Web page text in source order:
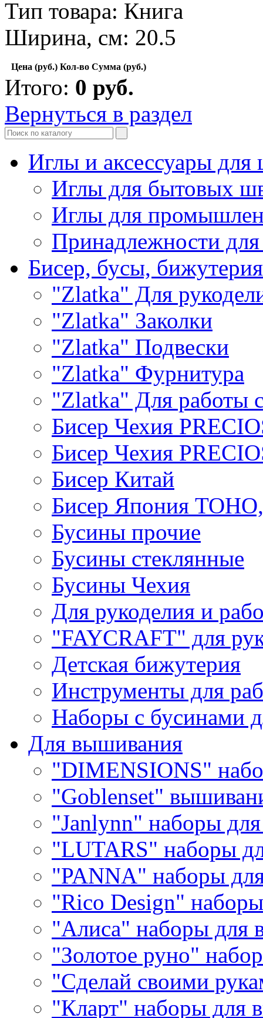
Тип товара: Книга
Ширина, см: 20.5
Цена (руб.) Кол-во Сумма (руб.)
Итого: 0 руб.
Вернуться в раздел
Иглы и аксессуары
Иглы для бытовых
Иглы для
Принадлежности
Бисер, бусы, бижутерия
"Zlatka" Для
"Zlatka" Заколки
"Zlatka" Подвески
"Zlatka" Фурнитура
"Zlatka" Для работы
Бисер Чехия
Бисер Чехия
Бисер Китай
Бисер Япония
Бусины прочие
Бусины стеклянные
Бусины Чехия
Для рукоделия и
"FAYCRAFT" для
Детская бижутерия
Инструменты для
Наборы с бусинами
Для вышивания
"DIMENSIONS"
"Goblenset"
"Janlynn" наборы
"LUTARS" наборы
"PANNA" наборы
"Rico Design"
"Алиса" наборы для
"Золотое руно"
"Сделай своими
"Кларт" наборы для